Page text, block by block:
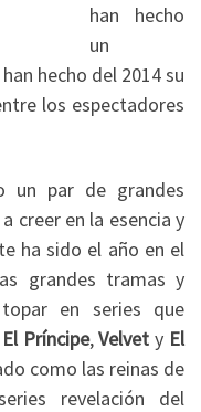
han hecho
un
hecho del 2014 su
los espectadores
un par de grandes
creer en la esencia y
ha sido el año en el
grandes tramas y
en series que
El Príncipe,Velvet y El
como las reinas de
revelación del